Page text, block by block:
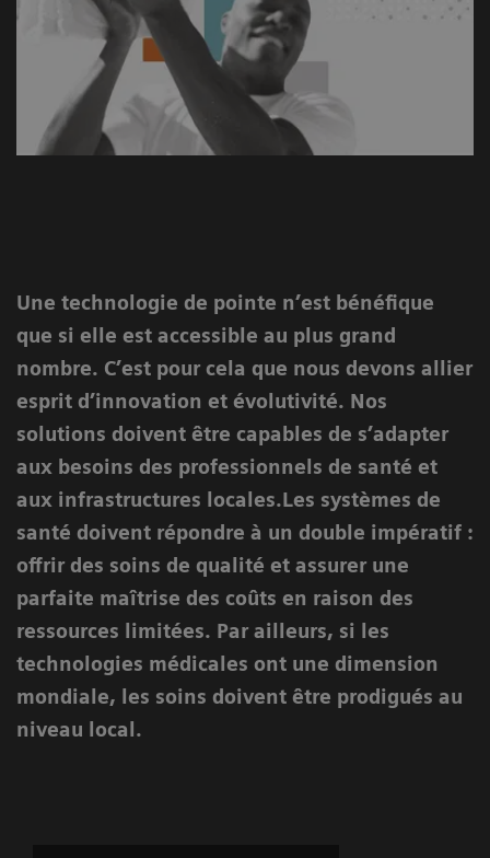
Une technologie de pointe n’est bénéfique
que si elle est accessible au plus grand
nombre. C’est pour cela que nous devons allier
esprit d’innovation et évolutivité. Nos
solutions doivent être capables de s’adapter
aux besoins des professionnels de santé et
aux infrastructures locales.Les systèmes de
santé doivent répondre à un double impératif :
offrir des soins de qualité et assurer une
parfaite maîtrise des coûts en raison des
ressources limitées. Par ailleurs, si les
technologies médicales ont une dimension
mondiale, les soins doivent être prodigués au
niveau local.